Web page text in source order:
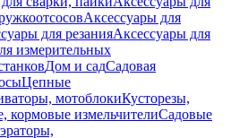
Аксессуары для
для резанияАксессуары для
измерительных
Дом и садСадовая
Цепные
мотоблокиКусторезы,
кормовые измельчителиСадовые